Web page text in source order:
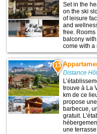
Set in the
on the ski
of leisure
and
free.
balcony
come with a
13
Distance
trouve à La
km de ce
propose
barbecue,
gratuit.
une terrasse